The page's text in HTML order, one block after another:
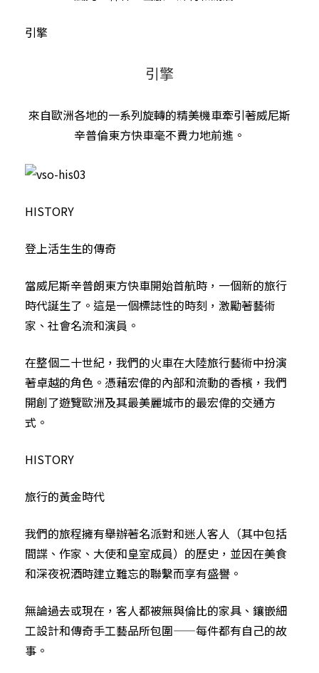
引擎
引擎
來自歐洲各地的一系列旋轉的精美機車牽引著威尼斯
辛普倫東方快車毫不費力地前進。
HISTORY
登上活生生的傳奇
當威尼斯辛普朗東方快車開始首航時，一個新的旅行
時代誕生了。這是一個標誌性的時刻，激勵著藝術
家、社會名流和演員。
在整個二十世紀，我們的火車在大陸旅行藝術中扮演
著卓越的角色。憑藉宏偉的內部和流動的香檳，我們
開創了遊覽歐洲及其最美麗城市的最宏偉的交通方
式。
HISTORY
旅行的黃金時代
我們的旅程擁有舉辦著名派對和迷人客人（其中包括
間諜、作家、大使和皇室成員）的歷史，並因在美食
和深夜祝酒時建立難忘的聯繫而享有盛譽。
無論過去或現在，客人都被無與倫比的家具、鑲嵌細
工設計和傳奇手工藝品所包圍——每件都有自己的故
事。